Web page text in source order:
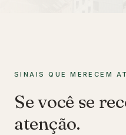
SINAIS QUE MERECEM
Se você se
atenção.